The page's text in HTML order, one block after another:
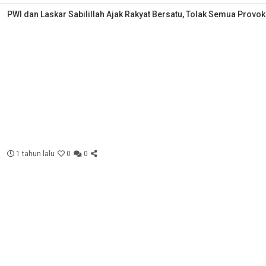
PWI dan Laskar Sabilillah Ajak Rakyat Bersatu, Tolak Semua
1 tahun lalu 0 0